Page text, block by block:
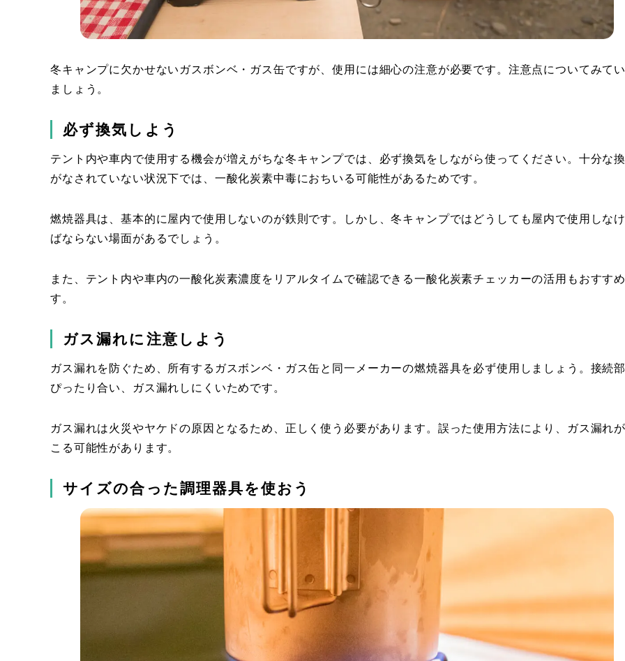
冬キャンプに欠かせないガスボンベ・ガス缶ですが、使用には細心の注意が必要です。注意点についてみて
ましょう。
必ず換気しよう
テント内や車内で使用する機会が増えがちな冬キャンプでは、必ず換気をしながら使ってください。十分な
がなされていない状況下では、一酸化炭素中毒におちいる可能性があるためです。
燃焼器具は、基本的に屋内で使用しないのが鉄則です。しかし、冬キャンプではどうしても屋内で使用しな
ばならない場面があるでしょう。
また、テント内や車内の一酸化炭素濃度をリアルタイムで確認できる一酸化炭素チェッカーの活用もおすす
す。
ガス漏れに注意しよう
ガス漏れを防ぐため、所有するガスボンベ・ガス缶と同一メーカーの燃焼器具を必ず使用しましょう。接続
ぴったり合い、ガス漏れしにくいためです。
ガス漏れは火災やヤケドの原因となるため、正しく使う必要があります。誤った使用方法により、ガス漏れ
こる可能性があります。
サイズの合った調理器具を使おう